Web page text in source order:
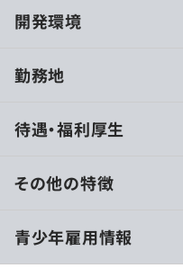
開発環境
ITエンジニア専門の転職
ITエンジニア・プログラ
ト【paiza新卒】：
勤務地
待遇・福利厚生
■標準勤務時間：10時00
休憩時間：休憩60分（※
その他の特徴
青少年雇用情報